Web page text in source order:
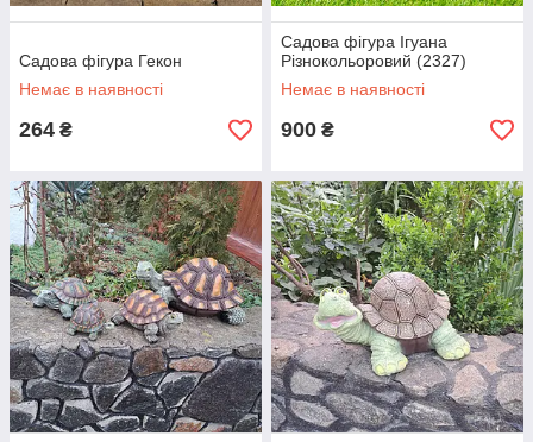
Садова фігура Гекон
Немає в наявності
264 ₴
Садова фігура Ігуана
Різнокольоровий (2327)
Немає в наявності
900 ₴